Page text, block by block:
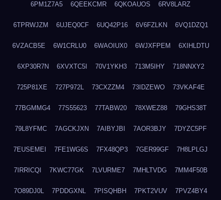
6PM1Z7A5 6QEEKCMR 6QKOAUOS 6RV8LARZ
6TPRWJZM 6UJEQ0CF 6UQ42P16 6V6FZLKN 6VQ1DZQ1
6VZACB5E 6W1CRLU0 6WAOIUX0 6WJXFPEM 6XIHLDTU
6XP30R7N 6XVXTC5I 70V1YKH3 713M5IHY 718NNXY2
725P81XE 727P972L 73CXZZM4 73IDZEWO 73VKAF4E
77BGMMG4 77S55623 77TABW20 78XWEZ88 79GHS38T
79L8YFMC 7AGCKJXN 7AIBYJBI 7AOR3BJY 7DYZC5PF
7EUSEMEI 7FE1WG6S 7FX48QP3 7GER99GF 7H8LPLGJ
7IRRICQI 7KWC77GK 7LVURME7 7MHLTVDG 7MM4F50B
7O89DJ0L 7PDDGXNL 7PISQHBH 7PKT2VUV 7PVZ4BY4